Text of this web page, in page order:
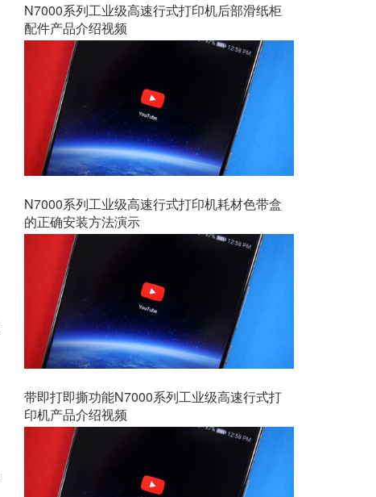
N7000系列工业级高速行式打印机后部滑纸柜
配件产品介绍视频
N7000系列工业级高速行式打印机耗材色带盒
的正确安装方法演示
带即打即撕功能N7000系列工业级高速行式打
印机产品介绍视频